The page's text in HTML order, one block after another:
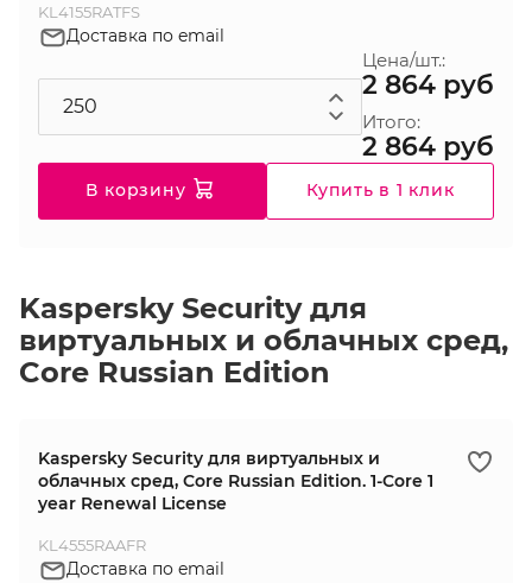
KL4155RATFS
Доставка по email
Цена/шт.:
2 864 руб
Итого:
2 864 руб
В корзину Купить в 1 клик
Kaspersky Security для
виртуальных и облачных сред,
Core Russian Edition
Kaspersky Security для виртуальных и
облачных сред, Core Russian Edition. 1-Core 1
year Renewal License
KL4555RAAFR
Доставка по email